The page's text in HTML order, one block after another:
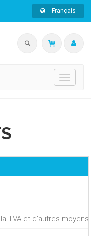
Français
Toggle
TVA et d'autres